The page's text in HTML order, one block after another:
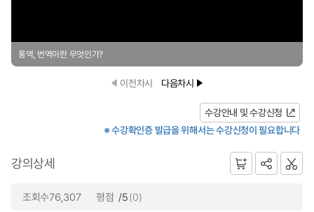
통역, 번역이란 무엇인가?
이전차시 다음차시
수강안내 및 수강신청
※ 수강확인증 발급을 위해서는 수강신청이 필요합니다
강의상세
조회수76,307 평점 /5(0)